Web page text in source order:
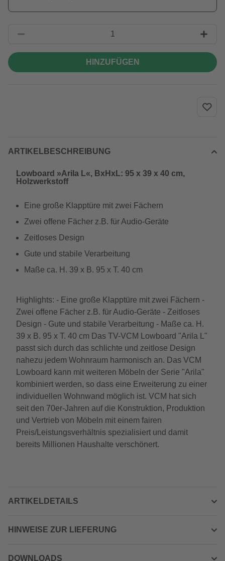
HINZUFÜGEN
ARTIKELBESCHREIBUNG
Lowboard »Arila L«, BxHxL: 95 x 39 x 40 cm,
Holzwerkstoff
Eine große Klapptüre mit zwei Fächern
Zwei offene Fächer z.B. für Audio-Geräte
Zeitloses Design
Gute und stabile Verarbeitung
Maße ca. H. 39 x B. 95 x T. 40 cm
Highlights: - Eine große Klapptüre mit zwei Fächern -
Zwei offene Fächer z.B. für Audio-Geräte - Zeitloses
Design - Gute und stabile Verarbeitung - Maße ca. H.
39 x B. 95 x T. 40 cm Das TV-VCM Lowboard "Arila L"
passt sich durch das schlichte und zeitlose Design
nahezu jedem Wohnraum harmonisch an. Das VCM
Lowboard kann mit weiteren Möbeln der Serie "Arila"
kombiniert werden, so dass eine Erweiterung zu einer
individuellen Wohnwand möglich ist. VCM hat sich
seit den 70er-Jahren auf die Konstruktion, Produktion
und Vertrieb von Möbeln mit einem fairen
Preis/Leistungsverhältnis spezialisiert und damit
bereits Millionen Haushalte verschönert.
ARTIKELDETAILS
HINWEISE ZUR LIEFERUNG
DOWNLOADS